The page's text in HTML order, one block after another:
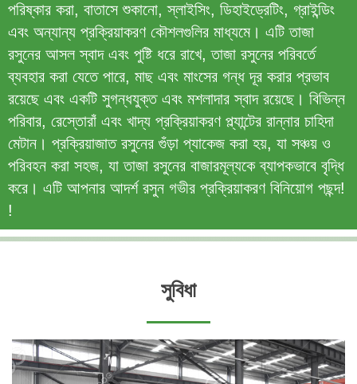
পরিষ্কার করা, বাতাসে শুকানো, স্লাইসিং, ডিহাইড্রেটিং, গ্রাইন্ডিং
এবং অন্যান্য প্রক্রিয়াকরণ কৌশলগুলির মাধ্যমে। এটি তাজা
রসুনের আসল স্বাদ এবং পুষ্টি ধরে রাখে, তাজা রসুনের পরিবর্তে
ব্যবহার করা যেতে পারে, মাছ এবং মাংসের গন্ধ দূর করার প্রভাব
রয়েছে এবং একটি সুগন্ধযুক্ত এবং মশলাদার স্বাদ রয়েছে। বিভিন্ন
পরিবার, রেস্তোরাঁ এবং খাদ্য প্রক্রিয়াকরণ প্ল্যান্টের রান্নার চাহিদা
মেটান। প্রক্রিয়াজাত রসুনের গুঁড়া প্যাকেজ করা হয়, যা সঞ্চয় ও
পরিবহন করা সহজ, যা তাজা রসুনের বাজারমূল্যকে ব্যাপকভাবে বৃদ্ধি
করে। এটি আপনার আদর্শ রসুন গভীর প্রক্রিয়াকরণ বিনিয়োগ পছন্দ!
!
সুবিধা